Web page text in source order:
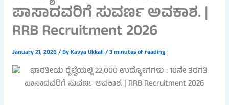
ಪಾಸಾದವರಿಗೆ ಸುವರ್ಣ ಅವಕಾಶ. |
RRB Recruitment 2026
January 21, 2026/ ByKavya Ukkali/3 minutes of reading